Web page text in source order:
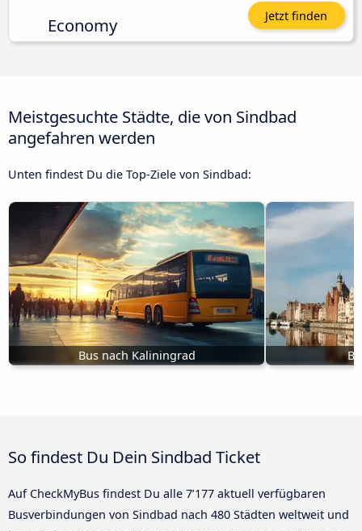
Economy Jetzt finden
Meistgesuchte Städte, die von Sindbad
angefahren werden
Unten findest Du die Top-Ziele von Sindbad:
Bus nach Kaliningrad
So findest Du Dein Sindbad Ticket
Auf CheckMyBus findest Du alle 7’177 aktuell verfügbaren
Busverbindungen von Sindbad nach 480 Städten weltweit und